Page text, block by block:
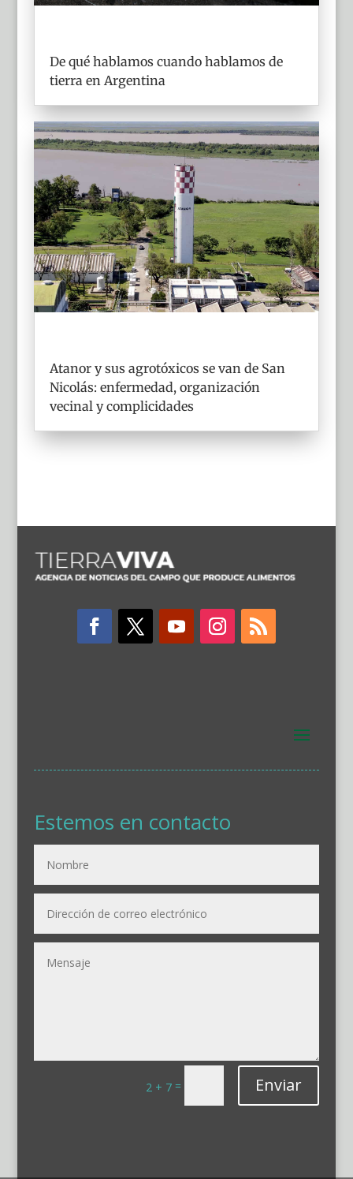
De qué hablamos cuando hablamos de
tierra en Argentina
Atanor y sus agrotóxicos se van de San
Nicolás: enfermedad, organización
vecinal y complicidades
Estemos en contacto
2 + 7 = Enviar